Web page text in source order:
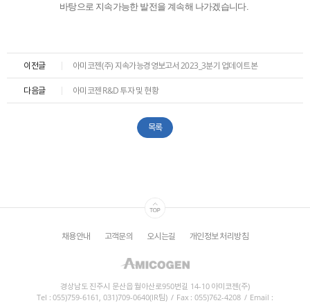
바탕으로 지속가능한 발전을 계속해 나가겠습니다.
이전글 아미코젠(주) 지속가능경영보고서 2023_3분기 업데이트본
다음글 아미코젠 R&D 투자 및 현황
목록
채용안내 고객문의 오시는길 개인정보 처리방침
경상남도 진주시 문산읍 월아산로950번길 14-10 아미코젠(주)
Tel : 055)759-6161, 031)709-0640(IR팀) / Fax : 055)762-4208 / Email :